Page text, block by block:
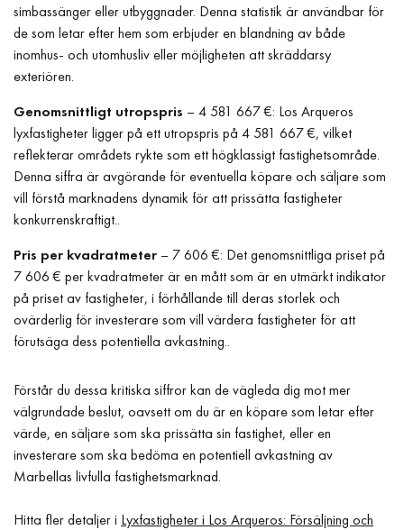
simbassänger eller utbyggnader. Denna statistik är användbar för
de som letar efter hem som erbjuder en blandning av både
inomhus- och utomhusliv eller möjligheten att skräddarsy
exteriören.
Genomsnittligt utropspris – 4 581 667 €: Los Arqueros
lyxfastigheter ligger på ett utropspris på 4 581 667 €, vilket
reflekterar områdets rykte som ett högklassigt fastighetsområde.
Denna siffra är avgörande för eventuella köpare och säljare som
vill förstå marknadens dynamik för att prissätta fastigheter
konkurrenskraftigt..
Pris per kvadratmeter – 7 606 €: Det genomsnittliga priset på
7 606 € per kvadratmeter är en mått som är en utmärkt indikator
på priset av fastigheter, i förhållande till deras storlek och
ovärderlig för investerare som vill värdera fastigheter för att
förutsäga dess potentiella avkastning..
Förstår du dessa kritiska siffror kan de vägleda dig mot mer
välgrundade beslut, oavsett om du är en köpare som letar efter
värde, en säljare som ska prissätta sin fastighet, eller en
investerare som ska bedöma en potentiell avkastning av
Marbellas livfulla fastighetsmarknad.
Hitta fler detaljer i Lyxfastigheter i Los Arqueros: Försäljning och